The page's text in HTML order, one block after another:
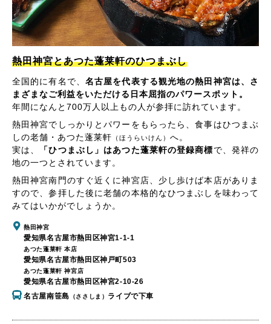
熱田神宮とあつた蓬莱軒のひつまぶし
全国的に有名で、 名古屋を代表する観光地の熱田神宮は、さ
まざまなご利益をいただける日本屈指のパワースポット。
年間になんと700万人以上もの人が参拝に訪れています。
熱田神宮でしっかりとパワーをもらったら、食事はひつまぶ
しの老舗・あつた蓬莱軒 （ほうらいけん） へ。
実は、
「ひつまぶし」はあつた蓬莱軒の登録商標で、発祥の
地の一つとされています。
熱田神宮南門のすぐ近くに神宮店、少し歩けば本店がありま
すので、参拝した後に老舗の本格的なひつまぶしを味わって
みてはいかがでしょうか。
熱田神宮
愛知県名古屋市熱田区神宮1-1-1
あつた蓬莱軒 本店
愛知県名古屋市熱田区神戸町503
あつた蓬莱軒 神宮店
愛知県名古屋市熱田区神宮2-10-26
名古屋南笹島 （ささしま） ライブで下車